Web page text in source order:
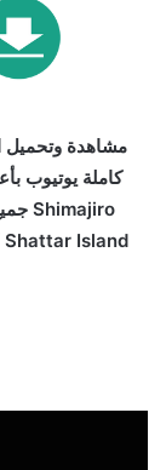
كاملة يوتيوب
Shattar Island / انمي Shimajiro and the Magical Island